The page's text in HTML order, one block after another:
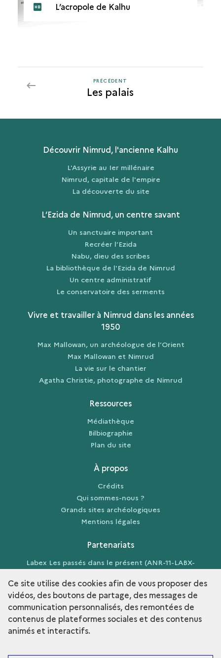
L’acropole de Kalhu
PRÉCÉDENT
PRÉCÉDENT
Les palais
Découvrir Nimrud, l'ancienne Kalhu
L'Assyrie au Ier millénaire
Nimrud, capitale de l'empire
La découverte du site
L’Ezida de Nimrud, un centre savant
Un sanctuaire important
Recréer l’Ezida
Nabu, dieu des scribes
La bibliothèque de l'Ezida de Nimrud
Un centre administratif
Le conservatoire des serments
Vivre et travailler à Nimrud dans les années
1950
Max Mallowan, un archéologue de l’Orient
Max Mallowan et Nimrud
La vie sur le chantier
Agatha Christie, photographe de Nimrud
Ressources
Médiathèque
Bilbiographie
Plan du site
À propos
Crédits
Qui sommes-nous ?
Grands sites archéologiques
Mentions légales
Partenariats
Labex Les passés dans le présent (ANR-11-LABX-
0026-01)
Découvrir la collection
Ce site utilise des cookies afin de vous proposer des
vidéos, des boutons de partage, des messages de
communication personnalisés, des remontées de
contenus de plateformes sociales et des contenus
animés et interactifs.